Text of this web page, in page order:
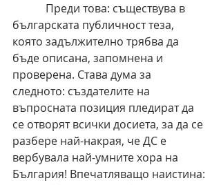
Преди това: съществува в
българската публичност теза,
която задължително трябва да
бъде описана, запомнена и
проверена. Става дума за
следното: създателите на
въпросната позиция пледират да
се отворят всички досиета, за да се
разбере най-накрая, че ДС е
вербувала най-умните хора на
България! Впечатляващо наистина: